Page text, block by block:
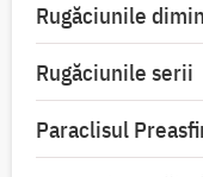
Rugăciunile
Rugăciunile serii
Paraclisul